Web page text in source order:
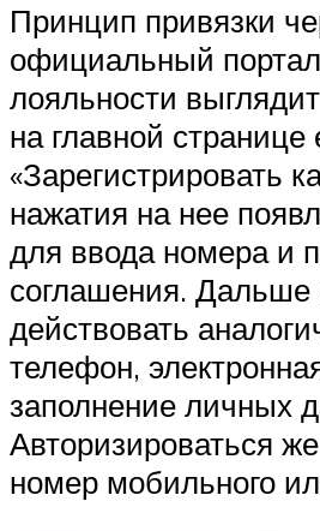
Принцип привязки
официальный
лояльности
на главной странице
«Зарегистрировать
нажатия на нее
для ввода номера и
соглашения. Дальше
действовать
телефон,
заполнение личных
Авторизироваться
номер мобильного